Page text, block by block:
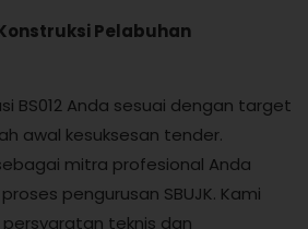
Pelabuhan
BS012 Anda sesuai dengan target
awal kesuksesan tender.
mitra profesional Anda
pengurusan SBUJK. Kami
teknis dan